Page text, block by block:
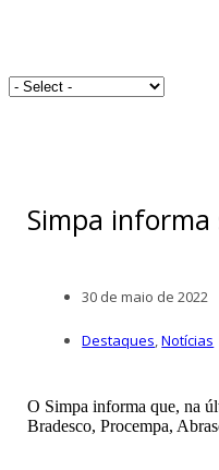
Simpa informa
30 de maio de 2022
Destaques,Notícias
O Simpa informa que, na
Bradesco, Procempa,